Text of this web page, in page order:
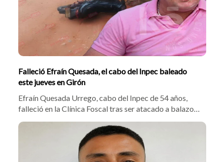
Falleció Efraín Quesada, el cabo del Inpec baleado
este jueves en Girón
Efraín Quesada Urrego, cabo del Inpec de 54 años,
falleció en la Clínica Foscal tras ser atacado a balazos
metros de la Cárcel de Palogordo. Autoridades
investigan si el homicidio se vincula a amenazas de 'Los